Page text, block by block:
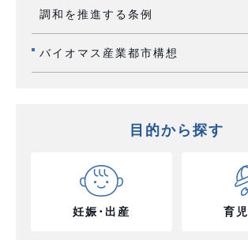
調和を推進する条例
バイオマス産業都市構想
目的から探す
妊娠･出産 育